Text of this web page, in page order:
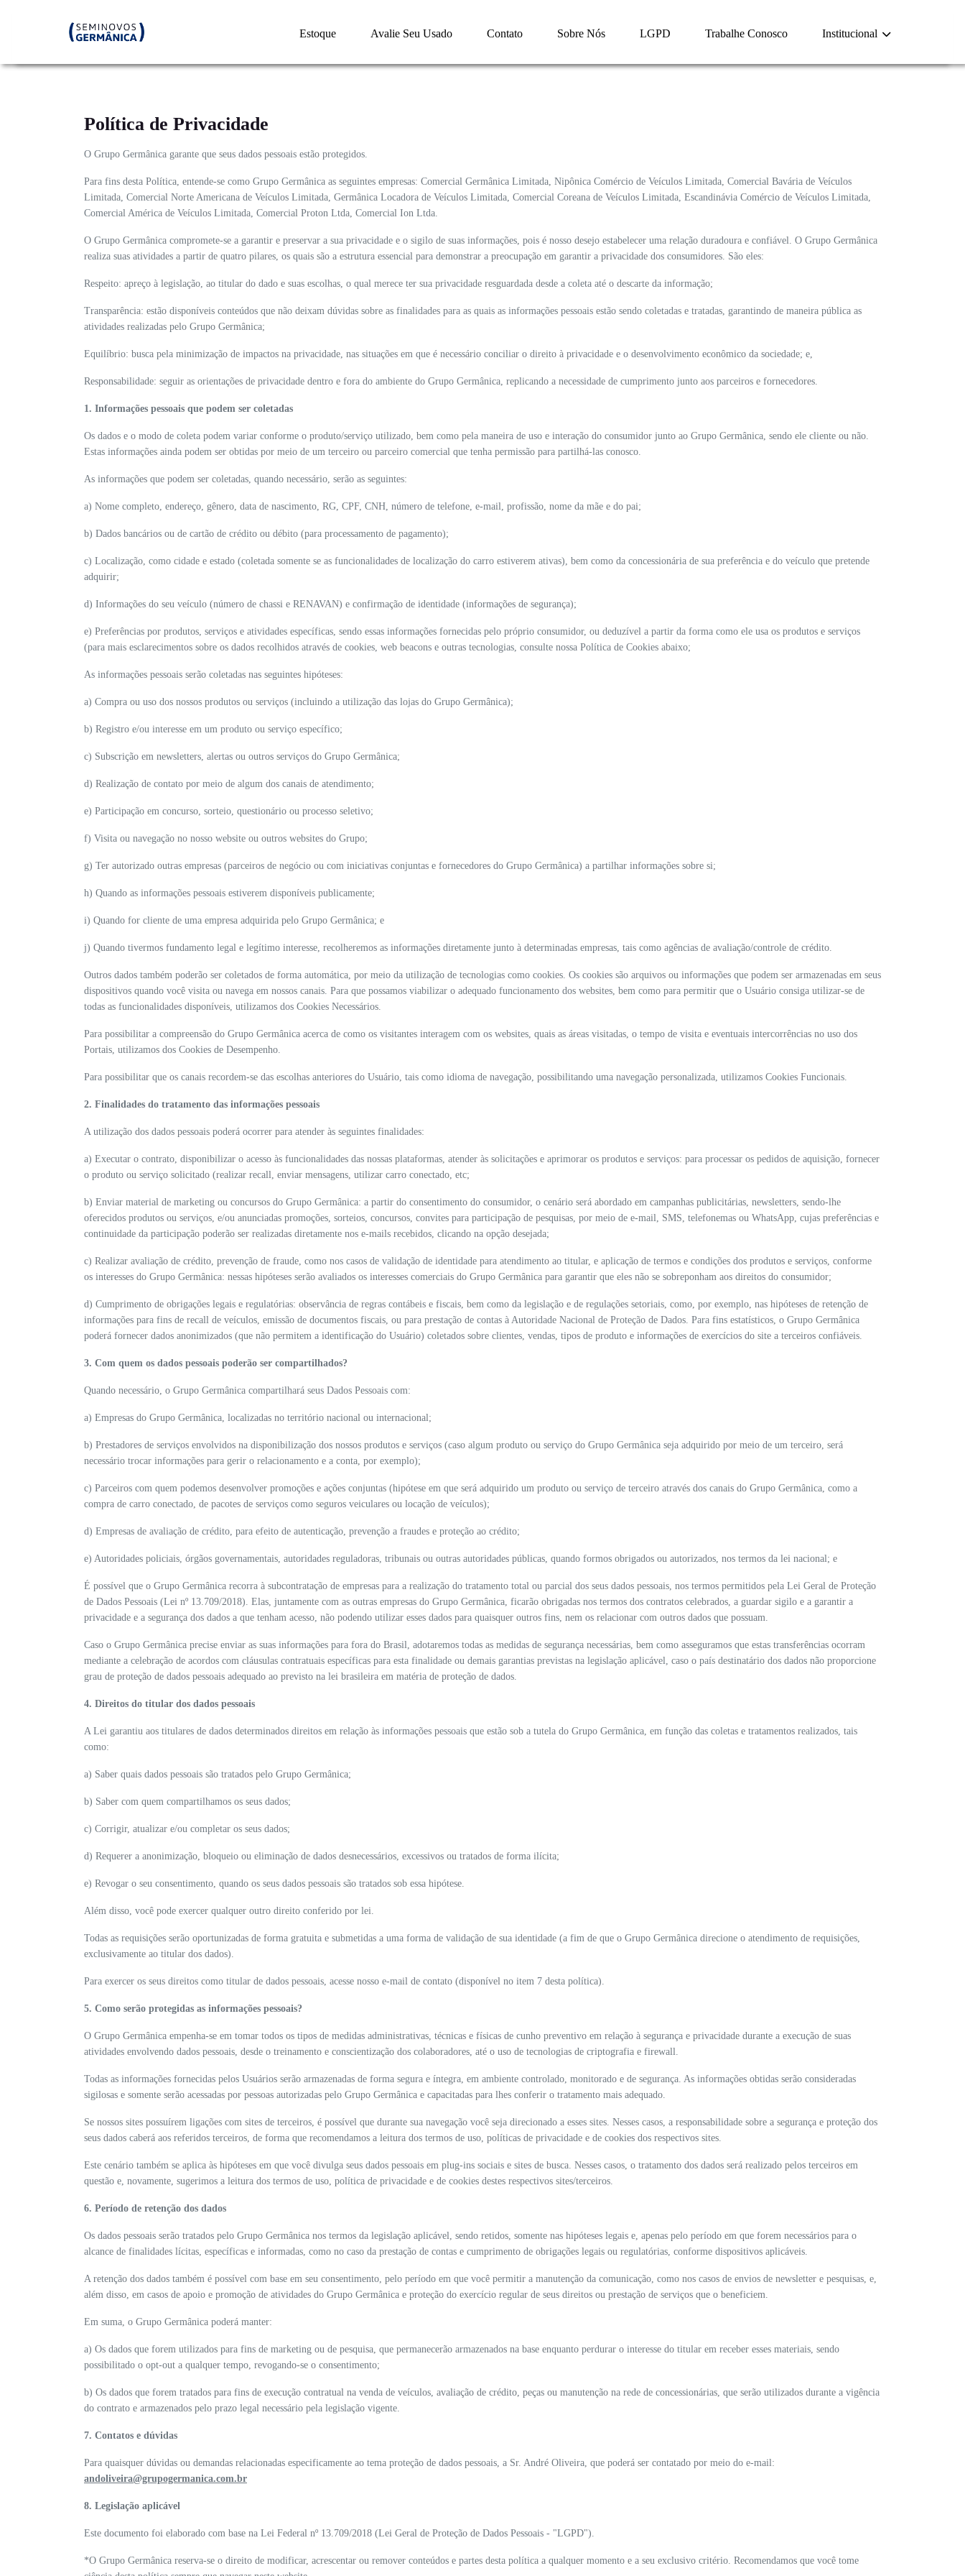
Estoque Avalie Seu Usado Contato Sobre Nós LGPD Trabalhe Conosco Institucional
Política de Privacidade
O Grupo Germânica garante que seus dados pessoais estão protegidos.
Para fins desta Política, entende-se como Grupo Germânica as seguintes empresas: Comercial Germânica Limitada, Nipônica Comércio de Veículos Limitada, Comercial Bavária de Veículos
Limitada, Comercial Norte Americana de Veículos Limitada, Germânica Locadora de Veículos Limitada, Comercial Coreana de Veículos Limitada, Escandinávia Comércio de Veículos Limitada,
Comercial América de Veículos Limitada, Comercial Proton Ltda, Comercial Ion Ltda.
O Grupo Germânica compromete-se a garantir e preservar a sua privacidade e o sigilo de suas informações, pois é nosso desejo estabelecer uma relação duradoura e confiável. O Grupo Germânica
realiza suas atividades a partir de quatro pilares, os quais são a estrutura essencial para demonstrar a preocupação em garantir a privacidade dos consumidores. São eles:
Respeito: apreço à legislação, ao titular do dado e suas escolhas, o qual merece ter sua privacidade resguardada desde a coleta até o descarte da informação;
Transparência: estão disponíveis conteúdos que não deixam dúvidas sobre as finalidades para as quais as informações pessoais estão sendo coletadas e tratadas, garantindo de maneira pública as
atividades realizadas pelo Grupo Germânica;
Equilíbrio: busca pela minimização de impactos na privacidade, nas situações em que é necessário conciliar o direito à privacidade e o desenvolvimento econômico da sociedade; e,
Responsabilidade: seguir as orientações de privacidade dentro e fora do ambiente do Grupo Germânica, replicando a necessidade de cumprimento junto aos parceiros e fornecedores.
1. Informações pessoais que podem ser coletadas
Os dados e o modo de coleta podem variar conforme o produto/serviço utilizado, bem como pela maneira de uso e interação do consumidor junto ao Grupo Germânica, sendo ele cliente ou não.
Estas informações ainda podem ser obtidas por meio de um terceiro ou parceiro comercial que tenha permissão para partilhá-las conosco.
As informações que podem ser coletadas, quando necessário, serão as seguintes:
a) Nome completo, endereço, gênero, data de nascimento, RG, CPF, CNH, número de telefone, e-mail, profissão, nome da mãe e do pai;
b) Dados bancários ou de cartão de crédito ou débito (para processamento de pagamento);
c) Localização, como cidade e estado (coletada somente se as funcionalidades de localização do carro estiverem ativas), bem como da concessionária de sua preferência e do veículo que pretende
adquirir;
d) Informações do seu veículo (número de chassi e RENAVAN) e confirmação de identidade (informações de segurança);
e) Preferências por produtos, serviços e atividades específicas, sendo essas informações fornecidas pelo próprio consumidor, ou deduzível a partir da forma como ele usa os produtos e serviços
(para mais esclarecimentos sobre os dados recolhidos através de cookies, web beacons e outras tecnologias, consulte nossa Política de Cookies abaixo;
As informações pessoais serão coletadas nas seguintes hipóteses:
a) Compra ou uso dos nossos produtos ou serviços (incluindo a utilização das lojas do Grupo Germânica);
b) Registro e/ou interesse em um produto ou serviço específico;
c) Subscrição em newsletters, alertas ou outros serviços do Grupo Germânica;
d) Realização de contato por meio de algum dos canais de atendimento;
e) Participação em concurso, sorteio, questionário ou processo seletivo;
f) Visita ou navegação no nosso website ou outros websites do Grupo;
g) Ter autorizado outras empresas (parceiros de negócio ou com iniciativas conjuntas e fornecedores do Grupo Germânica) a partilhar informações sobre si;
h) Quando as informações pessoais estiverem disponíveis publicamente;
i) Quando for cliente de uma empresa adquirida pelo Grupo Germânica; e
j) Quando tivermos fundamento legal e legítimo interesse, recolheremos as informações diretamente junto à determinadas empresas, tais como agências de avaliação/controle de crédito.
Outros dados também poderão ser coletados de forma automática, por meio da utilização de tecnologias como cookies. Os cookies são arquivos ou informações que podem ser armazenadas em seus
dispositivos quando você visita ou navega em nossos canais. Para que possamos viabilizar o adequado funcionamento dos websites, bem como para permitir que o Usuário consiga utilizar-se de
todas as funcionalidades disponíveis, utilizamos dos Cookies Necessários.
Para possibilitar a compreensão do Grupo Germânica acerca de como os visitantes interagem com os websites, quais as áreas visitadas, o tempo de visita e eventuais intercorrências no uso dos
Portais, utilizamos dos Cookies de Desempenho.
Para possibilitar que os canais recordem-se das escolhas anteriores do Usuário, tais como idioma de navegação, possibilitando uma navegação personalizada, utilizamos Cookies Funcionais.
2. Finalidades do tratamento das informações pessoais
A utilização dos dados pessoais poderá ocorrer para atender às seguintes finalidades:
a) Executar o contrato, disponibilizar o acesso às funcionalidades das nossas plataformas, atender às solicitações e aprimorar os produtos e serviços: para processar os pedidos de aquisição, fornecer
o produto ou serviço solicitado (realizar recall, enviar mensagens, utilizar carro conectado, etc;
b) Enviar material de marketing ou concursos do Grupo Germânica: a partir do consentimento do consumidor, o cenário será abordado em campanhas publicitárias, newsletters, sendo-lhe
oferecidos produtos ou serviços, e/ou anunciadas promoções, sorteios, concursos, convites para participação de pesquisas, por meio de e-mail, SMS, telefonemas ou WhatsApp, cujas preferências e
continuidade da participação poderão ser realizadas diretamente nos e-mails recebidos, clicando na opção desejada;
c) Realizar avaliação de crédito, prevenção de fraude, como nos casos de validação de identidade para atendimento ao titular, e aplicação de termos e condições dos produtos e serviços, conforme
os interesses do Grupo Germânica: nessas hipóteses serão avaliados os interesses comerciais do Grupo Germânica para garantir que eles não se sobreponham aos direitos do consumidor;
d) Cumprimento de obrigações legais e regulatórias: observância de regras contábeis e fiscais, bem como da legislação e de regulações setoriais, como, por exemplo, nas hipóteses de retenção de
informações para fins de recall de veículos, emissão de documentos fiscais, ou para prestação de contas à Autoridade Nacional de Proteção de Dados. Para fins estatísticos, o Grupo Germânica
poderá fornecer dados anonimizados (que não permitem a identificação do Usuário) coletados sobre clientes, vendas, tipos de produto e informações de exercícios do site a terceiros confiáveis.
3. Com quem os dados pessoais poderão ser compartilhados?
Quando necessário, o Grupo Germânica compartilhará seus Dados Pessoais com:
a) Empresas do Grupo Germânica, localizadas no território nacional ou internacional;
b) Prestadores de serviços envolvidos na disponibilização dos nossos produtos e serviços (caso algum produto ou serviço do Grupo Germânica seja adquirido por meio de um terceiro, será
necessário trocar informações para gerir o relacionamento e a conta, por exemplo);
c) Parceiros com quem podemos desenvolver promoções e ações conjuntas (hipótese em que será adquirido um produto ou serviço de terceiro através dos canais do Grupo Germânica, como a
compra de carro conectado, de pacotes de serviços como seguros veiculares ou locação de veículos);
d) Empresas de avaliação de crédito, para efeito de autenticação, prevenção a fraudes e proteção ao crédito;
e) Autoridades policiais, órgãos governamentais, autoridades reguladoras, tribunais ou outras autoridades públicas, quando formos obrigados ou autorizados, nos termos da lei nacional; e
É possível que o Grupo Germânica recorra à subcontratação de empresas para a realização do tratamento total ou parcial dos seus dados pessoais, nos termos permitidos pela Lei Geral de Proteção
de Dados Pessoais (Lei nº 13.709/2018). Elas, juntamente com as outras empresas do Grupo Germânica, ficarão obrigadas nos termos dos contratos celebrados, a guardar sigilo e a garantir a
privacidade e a segurança dos dados a que tenham acesso, não podendo utilizar esses dados para quaisquer outros fins, nem os relacionar com outros dados que possuam.
Caso o Grupo Germânica precise enviar as suas informações para fora do Brasil, adotaremos todas as medidas de segurança necessárias, bem como asseguramos que estas transferências ocorram
mediante a celebração de acordos com cláusulas contratuais específicas para esta finalidade ou demais garantias previstas na legislação aplicável, caso o país destinatário dos dados não proporcione
grau de proteção de dados pessoais adequado ao previsto na lei brasileira em matéria de proteção de dados.
4. Direitos do titular dos dados pessoais
A Lei garantiu aos titulares de dados determinados direitos em relação às informações pessoais que estão sob a tutela do Grupo Germânica, em função das coletas e tratamentos realizados, tais
como:
a) Saber quais dados pessoais são tratados pelo Grupo Germânica;
b) Saber com quem compartilhamos os seus dados;
c) Corrigir, atualizar e/ou completar os seus dados;
d) Requerer a anonimização, bloqueio ou eliminação de dados desnecessários, excessivos ou tratados de forma ilícita;
e) Revogar o seu consentimento, quando os seus dados pessoais são tratados sob essa hipótese.
Além disso, você pode exercer qualquer outro direito conferido por lei.
Todas as requisições serão oportunizadas de forma gratuita e submetidas a uma forma de validação de sua identidade (a fim de que o Grupo Germânica direcione o atendimento de requisições,
exclusivamente ao titular dos dados).
Para exercer os seus direitos como titular de dados pessoais, acesse nosso e-mail de contato (disponível no item 7 desta política).
5. Como serão protegidas as informações pessoais?
O Grupo Germânica empenha-se em tomar todos os tipos de medidas administrativas, técnicas e físicas de cunho preventivo em relação à segurança e privacidade durante a execução de suas
atividades envolvendo dados pessoais, desde o treinamento e conscientização dos colaboradores, até o uso de tecnologias de criptografia e firewall.
Todas as informações fornecidas pelos Usuários serão armazenadas de forma segura e íntegra, em ambiente controlado, monitorado e de segurança. As informações obtidas serão consideradas
sigilosas e somente serão acessadas por pessoas autorizadas pelo Grupo Germânica e capacitadas para lhes conferir o tratamento mais adequado.
Se nossos sites possuírem ligações com sites de terceiros, é possível que durante sua navegação você seja direcionado a esses sites. Nesses casos, a responsabilidade sobre a segurança e proteção dos
seus dados caberá aos referidos terceiros, de forma que recomendamos a leitura dos termos de uso, políticas de privacidade e de cookies dos respectivos sites.
Este cenário também se aplica às hipóteses em que você divulga seus dados pessoais em plug-ins sociais e sites de busca. Nesses casos, o tratamento dos dados será realizado pelos terceiros em
questão e, novamente, sugerimos a leitura dos termos de uso, política de privacidade e de cookies destes respectivos sites/terceiros.
6. Período de retenção dos dados
Os dados pessoais serão tratados pelo Grupo Germânica nos termos da legislação aplicável, sendo retidos, somente nas hipóteses legais e, apenas pelo período em que forem necessários para o
alcance de finalidades lícitas, específicas e informadas, como no caso da prestação de contas e cumprimento de obrigações legais ou regulatórias, conforme dispositivos aplicáveis.
A retenção dos dados também é possível com base em seu consentimento, pelo período em que você permitir a manutenção da comunicação, como nos casos de envios de newsletter e pesquisas, e,
além disso, em casos de apoio e promoção de atividades do Grupo Germânica e proteção do exercício regular de seus direitos ou prestação de serviços que o beneficiem.
Em suma, o Grupo Germânica poderá manter:
a) Os dados que forem utilizados para fins de marketing ou de pesquisa, que permanecerão armazenados na base enquanto perdurar o interesse do titular em receber esses materiais, sendo
possibilitado o opt-out a qualquer tempo, revogando-se o consentimento;
b) Os dados que forem tratados para fins de execução contratual na venda de veículos, avaliação de crédito, peças ou manutenção na rede de concessionárias, que serão utilizados durante a vigência
do contrato e armazenados pelo prazo legal necessário pela legislação vigente.
7. Contatos e dúvidas
Para quaisquer dúvidas ou demandas relacionadas especificamente ao tema proteção de dados pessoais, a Sr. André Oliveira, que poderá ser contatado por meio do e-mail:
andoliveira@grupogermanica.com.br
8. Legislação aplicável
Este documento foi elaborado com base na Lei Federal nº 13.709/2018 (Lei Geral de Proteção de Dados Pessoais - "LGPD").
*O Grupo Germânica reserva-se o direito de modificar, acrescentar ou remover conteúdos e partes desta política a qualquer momento e a seu exclusivo critério. Recomendamos que você tome